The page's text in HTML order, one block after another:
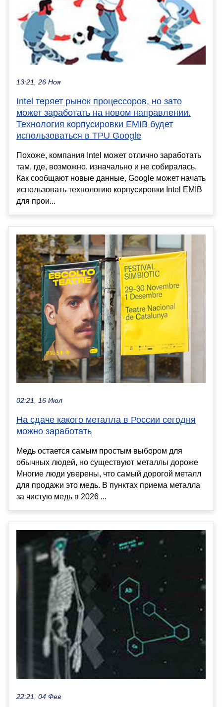
13:21, 26 Ноя
Intel теряет рынок процессоров, но зато
может заработать на новом направлении.
Технология корпусировки EMIB будет
использоваться в TPU Google
Похоже, компания Intel может отлично заработать
там, где, возможно, изначально и не собиралась.
Как сообщают новые данные, Google может начать
использовать технологию корпусировки Intel EMIB
для прои...
02:21, 16 Июл
На сдаче какого металла в России сегодня
можно заработать
Медь остается самым простым выбором для
обычных людей, но существуют металлы дороже
Многие люди уверены, что самый дорогой металл
для продажи это медь. В пунктах приема металла
за чистую медь в 2026 ...
22:21, 04 Фев